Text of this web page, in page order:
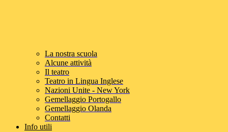
La nostra scuola
Alcune attività
Il teatro
Teatro in Lingua Inglese
Nazioni Unite - New York
Gemellaggio Portogallo
Gemellaggio Olanda
Contatti
Info utili